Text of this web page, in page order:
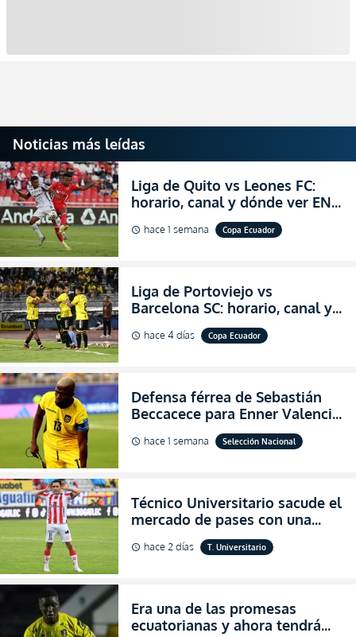
Noticias más leídas
Liga de Quito vs Leones FC:
horario, canal y dónde ver EN
VIVO los octavos de final de la
Copa Ecuador 2026
schedule hace 1 semana Copa Ecuador
Liga de Portoviejo vs
Barcelona SC: horario, canal y
dónde ver EN VIVO los octavos
de final de la Copa Ecuador
schedule hace 4 días Copa Ecuador
Defensa férrea de Sebastián
Beccacece para Enner Valencia
al indicar que era el hombre
indicado para Ecuador
schedule hace 1 semana Selección Nacional
Técnico Universitario sacude el
mercado de pases con una
verdadera revolución para
asegurar la permanencia
schedule hace 2 días T. Universitario
Era una de las promesas
ecuatorianas y ahora tendrá